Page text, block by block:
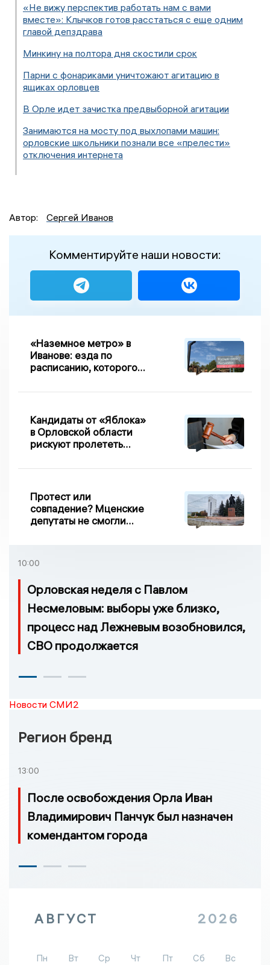
«Не вижу перспектив работать нам с вами
вместе»: Клычков готов расстаться с еще одним
главой депздрава
Минкину на полтора дня скостили срок
Парни с фонариками уничтожают агитацию в
ящиках орловцев
В Орле идет зачистка предвыборной агитации
Занимаются на мосту под выхлопами машин:
орловские школьники познали все «прелести»
отключения интернета
Автор: Сергей Иванов
Комментируйте наши новости:
«Наземное метро» в
Иванове: езда по
расписанию, которого
которых нельзя доехать
Кандидаты от «Яблока»
в Орловской области
рискуют пролететь
Протест или
совпадение? Мценские
депутаты не смогли
10:00
Орловская неделя с Павлом
Несмеловым: выборы уже близко,
процесс над Лежневым возобновился,
СВО продолжается
Новости СМИ2
Регион бренд
13:00
После освобождения Орла Иван
Владимирович Панчук был назначен
комендантом города
АВГУСТ 2026
Пн Вт Ср Чт Пт Сб
Вс